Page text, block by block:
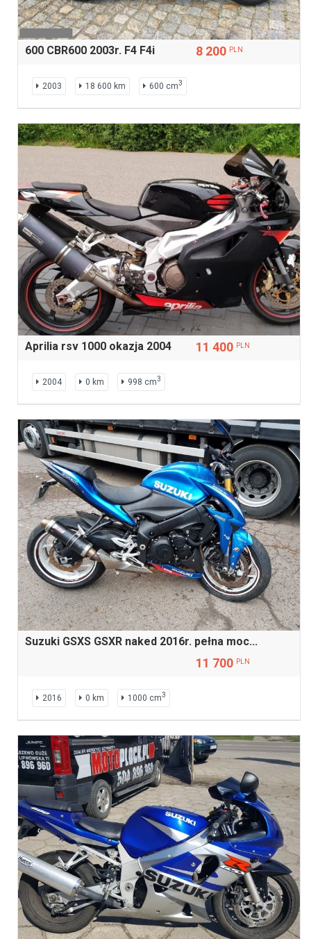
600 CBR600 2003r. F4 F4i 8 200 PLN
2003 18 600 km 600 cm3
Aprilia rsv 1000 okazja 2004 11 400 PLN
2004 0 km 998 cm3
Suzuki GSXS GSXR naked 2016r. pełna moc...
11 700 PLN
2016 0 km 1000 cm3